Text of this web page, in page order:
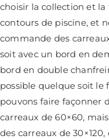
choisir la collection et
contours de piscine, et
commande des
soit avec un bord en
bord en double
possible quelque soit le
pouvons faire façonner
carreaux de 60×60,
des carreaux de